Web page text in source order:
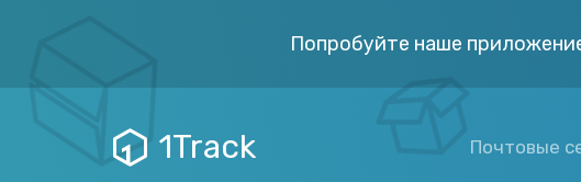
Попробуйте наше
1Track Почтовые